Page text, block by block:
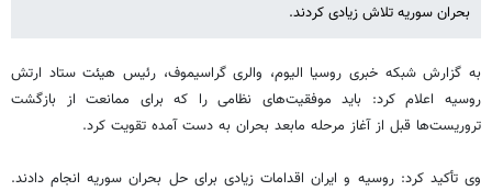
بحران سوریه تلاش زیادی کردند.
به گزارش شبکه خبری روسیا الیوم، والری گراسیموف، رئیس هیئت ستاد ارتش
روسیه اعلام کرد: باید موفقیت‌های نظامی را که برای ممانعت از بازگشت
تروریست‌ها قبل از آغاز مرحله مابعد بحران به دست آمده تقویت کرد.
وی تأکید کرد: روسیه و ایران اقدامات زیادی برای حل بحران سوریه انجام دادند.